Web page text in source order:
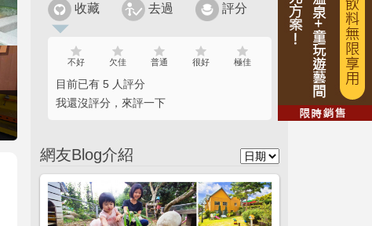
收藏 去過 評分
不好 欠佳 普通 很好 極佳
目前已有 5 人評分
我還沒評分，來評一下
網友Blog介紹